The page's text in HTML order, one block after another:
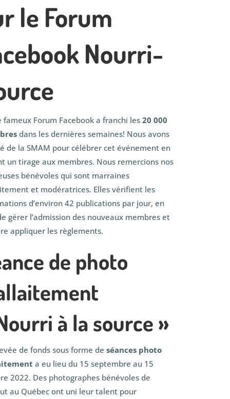
le Forum
Nourri-
fameux Forum Facebook a franchi les 20 000
dans les dernières semaines! Nous avons
de la SMAM pour célébrer cet événement en
un tirage aux membres. Nous remercions nos
bénévoles qui sont marraines
et modératrices. Elles vérifient les
d’environ 42 publications par jour, en
gérer l’admission des nouveaux membres et
appliquer les règlements.
de photo
à la source »
de fonds sous forme de séances photo
a eu lieu du 15 septembre au 15
2022. Des photographes bénévoles de
au Québec ont uni leur talent pour